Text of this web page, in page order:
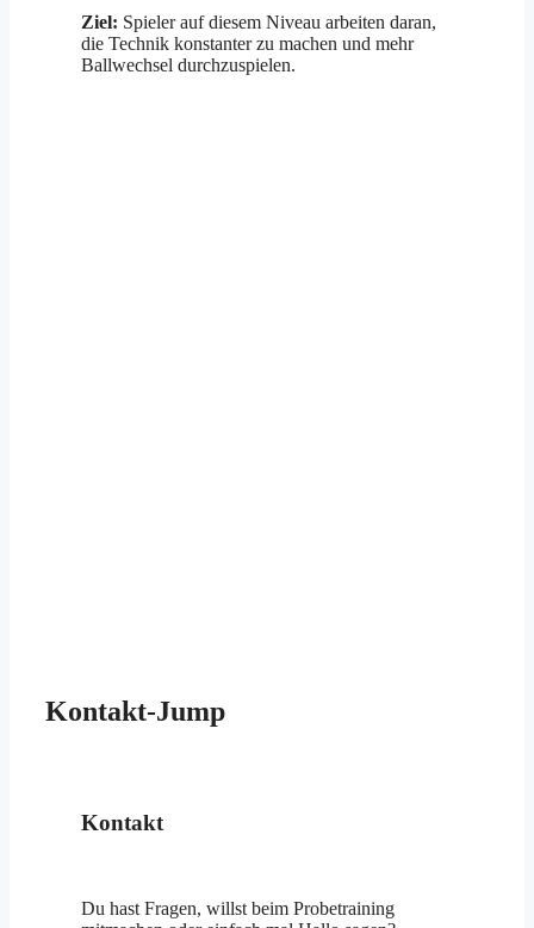
Ziel: Spieler auf diesem Niveau arbeiten daran,
die Technik konstanter zu machen und mehr
Ballwechsel durchzuspielen.
Kontakt-Jump
Kontakt
Du hast Fragen, willst beim Probetraining